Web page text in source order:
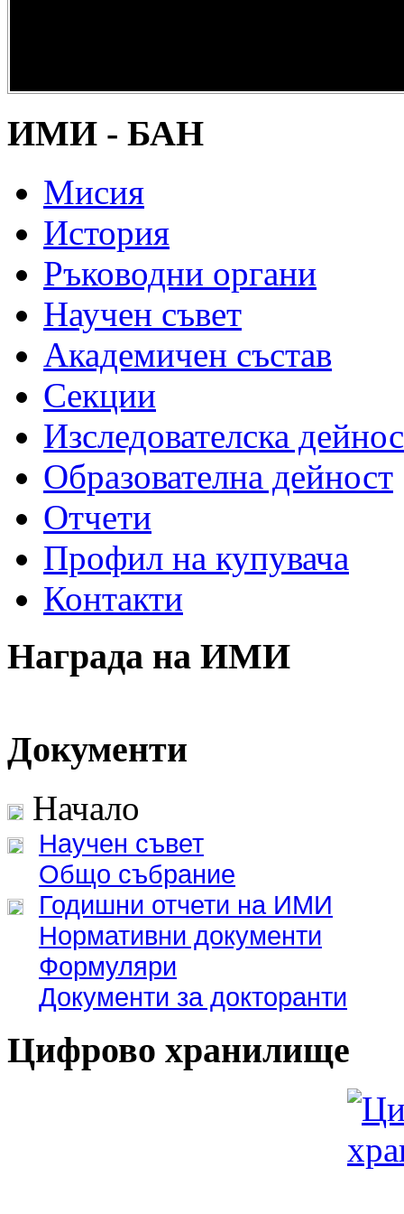
наследство” -
ИМИ - БАН
Мисия
История
Ръководни органи
Научен съвет
Академичен състав
Секции
Изследователска
Образователна дейност
Отчети
Профил на купувача
Контакти
Награда на ИМИ
Документи
Начало
Научен съвет
Общо събрание
Годишни отчети на ИМИ
Нормативни документи
Формуляри
Документи за докторанти
Цифрово хранилище